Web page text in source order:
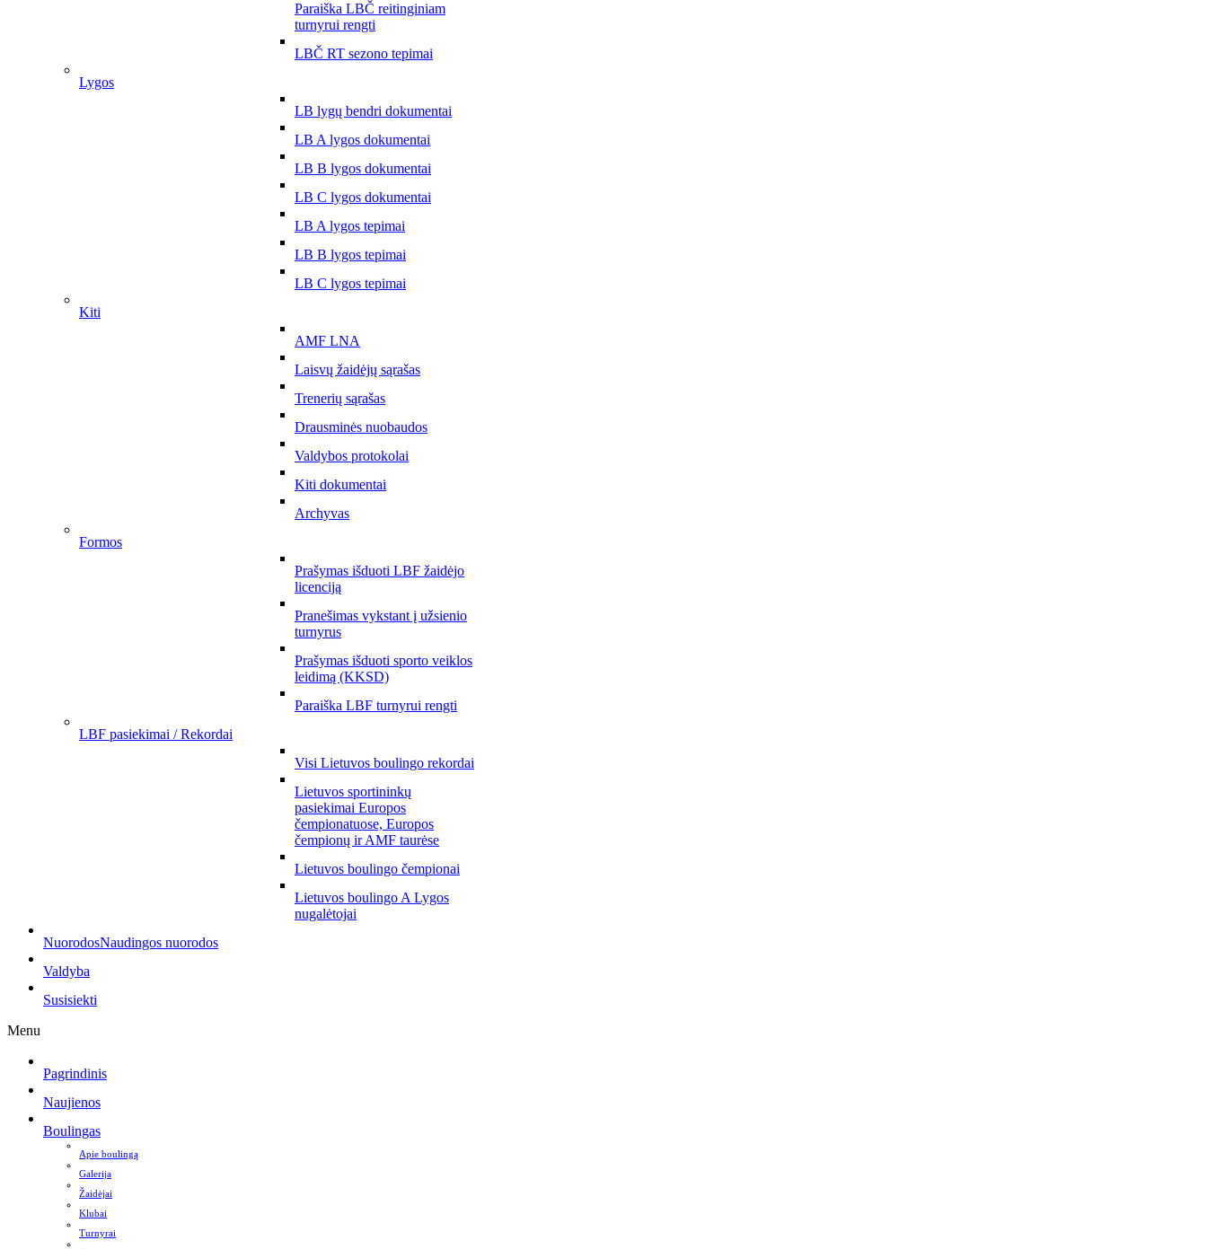
Paraiška LBČ reitinginiam
turnyrui rengti
LBČ RT sezono tepimai
Lygos
LB lygų bendri dokumentai
LB A lygos dokumentai
LB B lygos dokumentai
LB C lygos dokumentai
LB A lygos tepimai
LB B lygos tepimai
LB C lygos tepimai
Kiti
AMF LNA
Laisvų žaidėjų sąrašas
Trenerių sąrašas
Drausminės nuobaudos
Valdybos protokolai
Kiti dokumentai
Archyvas
Formos
Prašymas išduoti LBF žaidėjo
licenciją
Pranešimas vykstant į užsienio
turnyrus
Prašymas išduoti sporto veiklos
leidimą (KKSD)
Paraiška LBF turnyrui rengti
LBF pasiekimai / Rekordai
Visi Lietuvos boulingo rekordai
Lietuvos sportininkų
pasiekimai Europos
čempionatuose, Europos
čempionų ir AMF taurėse
Lietuvos boulingo čempionai
Lietuvos boulingo A Lygos
nugalėtojai
NuorodosNaudingos nuorodos
Valdyba
Susisiekti
Menu
Pagrindinis
Naujienos
Boulingas
Apie boulingą
Galerija
Žaidėjai
Klubai
Turnyrai